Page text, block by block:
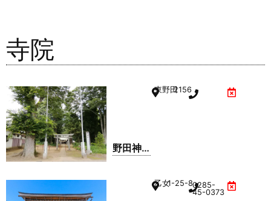
寺院
野田神
東野田2156
乙女1-25-80285-
45-0373